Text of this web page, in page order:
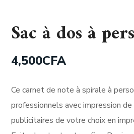
Sac à dos à
4,500CFA
Ce carnet de note à spirale à
professionnels avec impression
publicitaires de votre choix en